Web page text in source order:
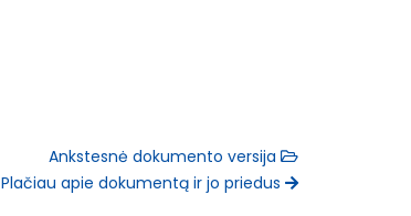
Ankstesnė dokumento versija
Plačiau apie dokumentą ir jo priedus